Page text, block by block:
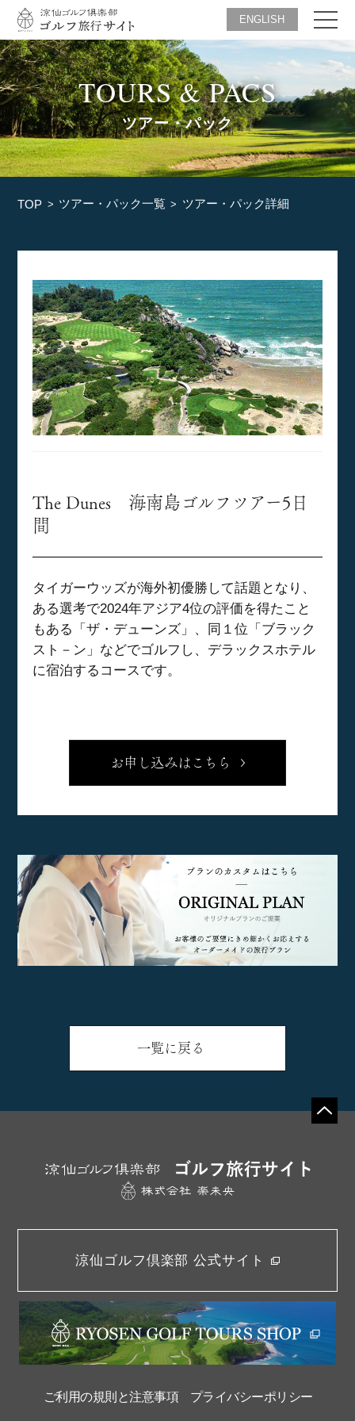
ENGLISH
TOURS & PACS
ツアー・パック
TOP ツアー・パック一覧 ツアー・パック詳細
The Dunes 海南島ゴルフツアー5日
間
タイガーウッズが海外初優勝して話題となり、
ある選考で2024年アジア4位の評価を得たこと
もある「ザ・デューンズ」、同１位「ブラック
スト－ン」などでゴルフし、デラックスホテル
に宿泊するコースです。
お申し込みはこちら
一覧に戻る
涼仙ゴルフ倶楽部 公式サイト
ご利用の規則と注意事項 プライバシーポリシー